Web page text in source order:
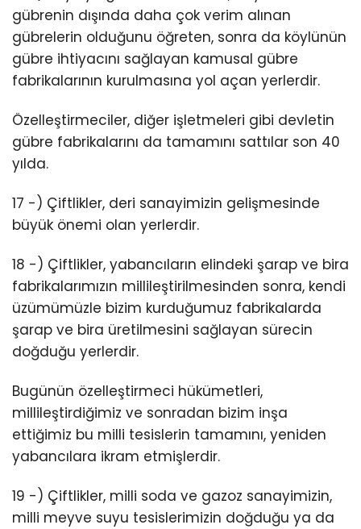
gübrenin dışında daha çok verim alınan
gübrelerin olduğunu öğreten, sonra da köylünün
gübre ihtiyacını sağlayan kamusal gübre
fabrikalarının kurulmasına yol açan yerlerdir.
Özelleştirmeciler, diğer işletmeleri gibi devletin
gübre fabrikalarını da tamamını sattılar son 40
yılda.
17 -) Çiftlikler, deri sanayimizin gelişmesinde
büyük önemi olan yerlerdir.
18 -) Çiftlikler, yabancıların elindeki şarap ve bira
fabrikalarımızın millileştirilmesinden sonra, kendi
üzümümüzle bizim kurduğumuz fabrikalarda
şarap ve bira üretilmesini sağlayan sürecin
doğduğu yerlerdir.
Bugünün özelleştirmeci hükümetleri,
millileştirdiğimiz ve sonradan bizim inşa
ettiğimiz bu milli tesislerin tamamını, yeniden
yabancılara ikram etmişlerdir.
19 -) Çiftlikler, milli soda ve gazoz sanayimizin,
milli meyve suyu tesislerimizin doğduğu ya da